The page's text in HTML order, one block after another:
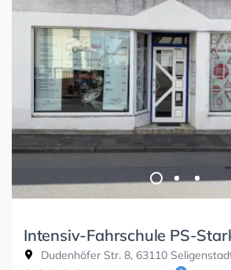
Intensiv-Fahrschule PS-
Dudenhöfer Str. 8, 63110